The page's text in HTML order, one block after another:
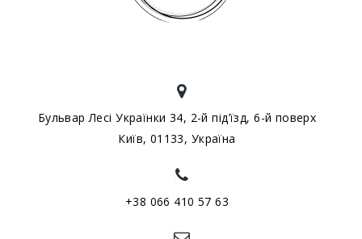
Бульвар Лесі Українки 34, 2-й під’їзд, 6-й поверх
Київ, 01133, Україна
+38 066 410 57 63